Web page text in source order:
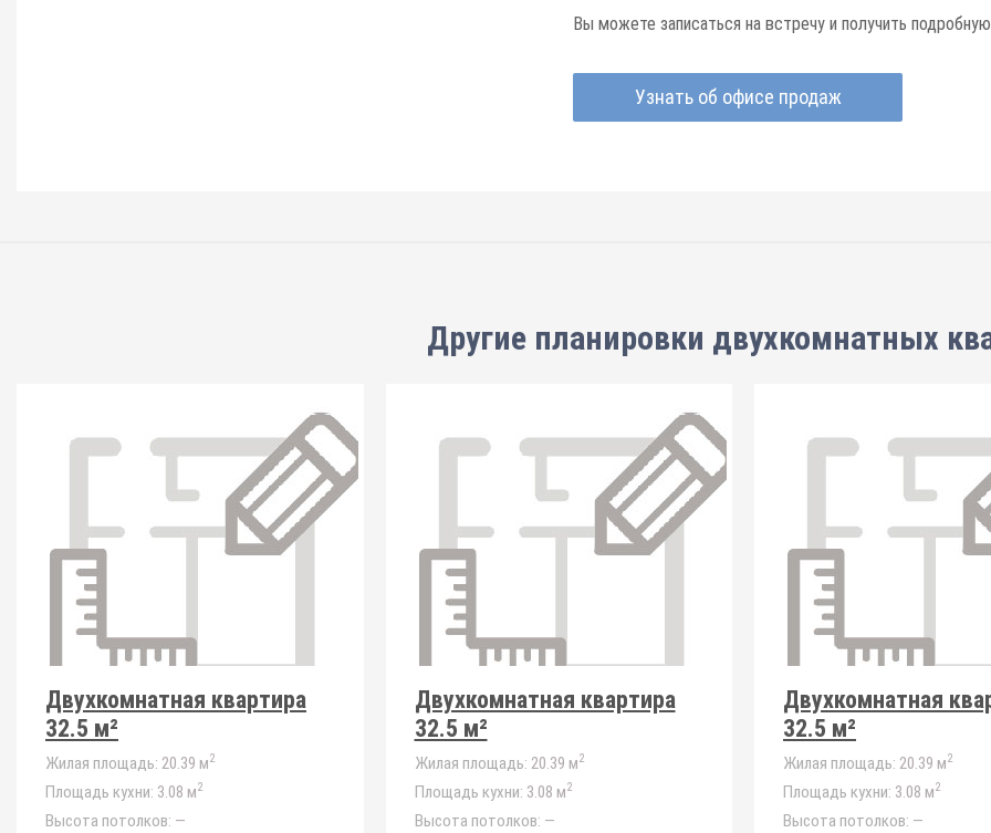
Вы можете записаться на встречу и получить
Узнать об офисе продаж
Другие планировки двухкомнатных
Двухкомнатная квартира
32.5 м²
Жилая площадь: 20.39 м2
Площадь кухни: 3.08 м2
Высота потолков: —
Двухкомнатная квартира
32.5 м²
Жилая площадь: 20.39 м2
Площадь кухни: 3.08 м2
Высота потолков: —
Двухкомнатная
32.5 м²
Жилая площадь: 20.39 м2
Площадь кухни: 3.08 м2
Высота потолков: —